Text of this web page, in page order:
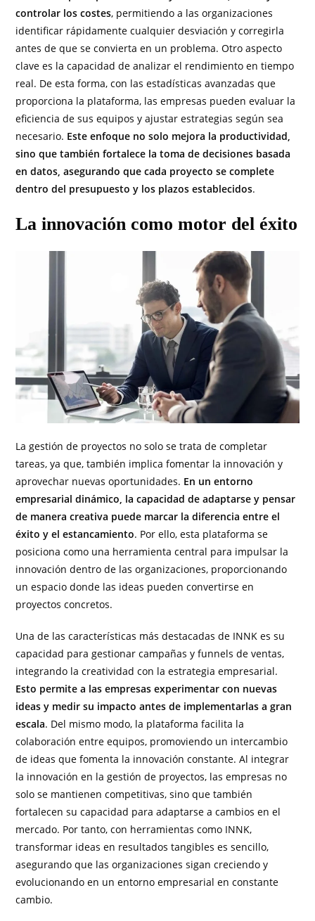
controlar los costes, permitiendo a las organizaciones
identificar rápidamente cualquier desviación y corregirla
antes de que se convierta en un problema. Otro aspecto
clave es la capacidad de analizar el rendimiento en tiempo
real. De esta forma, con las estadísticas avanzadas que
proporciona la plataforma, las empresas pueden evaluar la
eficiencia de sus equipos y ajustar estrategias según sea
necesario. Este enfoque no solo mejora la productividad,
sino que también fortalece la toma de decisiones basada
en datos, asegurando que cada proyecto se complete
dentro del presupuesto y los plazos establecidos.
La innovación como motor del éxito
La gestión de proyectos no solo se trata de completar
tareas, ya que, también implica fomentar la innovación y
aprovechar nuevas oportunidades. En un entorno
empresarial dinámico, la capacidad de adaptarse y pensar
de manera creativa puede marcar la diferencia entre el
éxito y el estancamiento. Por ello, esta plataforma se
posiciona como una herramienta central para impulsar la
innovación dentro de las organizaciones, proporcionando
un espacio donde las ideas pueden convertirse en
proyectos concretos.
Una de las características más destacadas de INNK es su
capacidad para gestionar campañas y funnels de ventas,
integrando la creatividad con la estrategia empresarial.
Esto permite a las empresas experimentar con nuevas
ideas y medir su impacto antes de implementarlas a gran
escala. Del mismo modo, la plataforma facilita la
colaboración entre equipos, promoviendo un intercambio
de ideas que fomenta la innovación constante. Al integrar
la innovación en la gestión de proyectos, las empresas no
solo se mantienen competitivas, sino que también
fortalecen su capacidad para adaptarse a cambios en el
mercado. Por tanto, con herramientas como INNK,
transformar ideas en resultados tangibles es sencillo,
asegurando que las organizaciones sigan creciendo y
evolucionando en un entorno empresarial en constante
cambio.